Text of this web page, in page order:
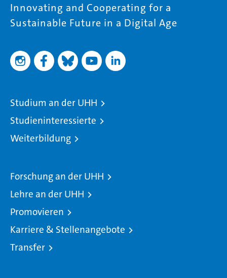
Innovating and Cooperating for a
Sustainable Future in a Digital Age
Studium an der UHH
Studieninteressierte
Weiterbildung
Forschung an der UHH
Lehre an der UHH
Promovieren
Karriere & Stellenangebote
Transfer